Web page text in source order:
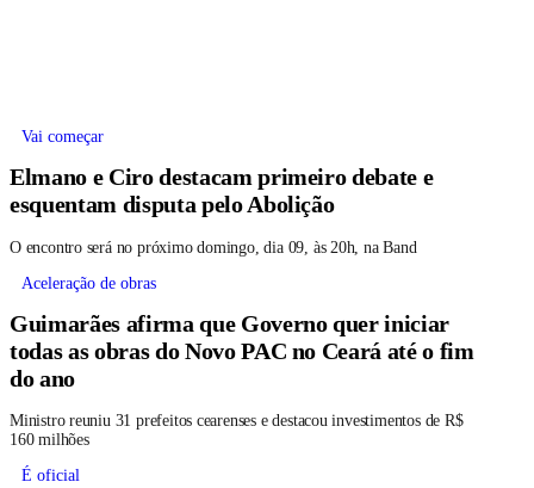
Vai começar
Elmano e Ciro destacam primeiro debate e
esquentam disputa pelo Abolição
O encontro será no próximo domingo, dia 09, às 20h, na Band
Aceleração de obras
Guimarães afirma que Governo quer iniciar
todas as obras do Novo PAC no Ceará até o fim
do ano
Ministro reuniu 31 prefeitos cearenses e destacou investimentos de R$
160 milhões
É oficial